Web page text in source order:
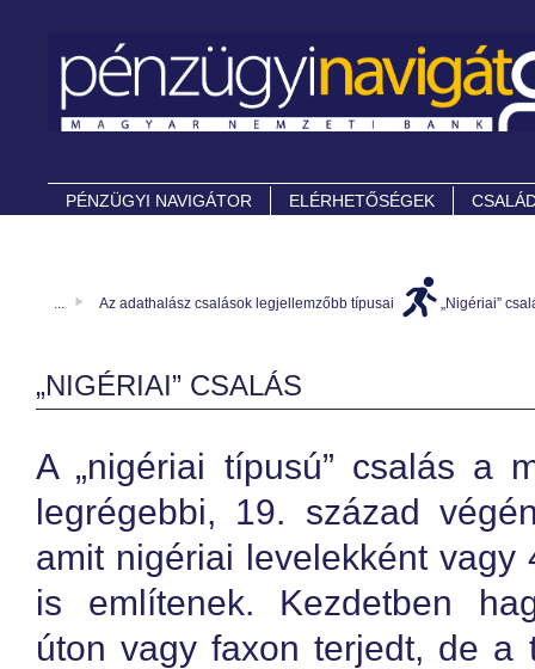
PÉNZÜGYI NAVIGÁTOR ELÉRHETŐSÉGEK
... Az adathalász csalások legjellemzőbb típusai „Nigériai”
„NIGÉRIAI” CSALÁS
A „nigériai típusú” csalás a
legrégebbi, 19. század
amit nigériai levelekként vagy
is említenek. Kezdetben
úton vagy faxon terjedt, de a